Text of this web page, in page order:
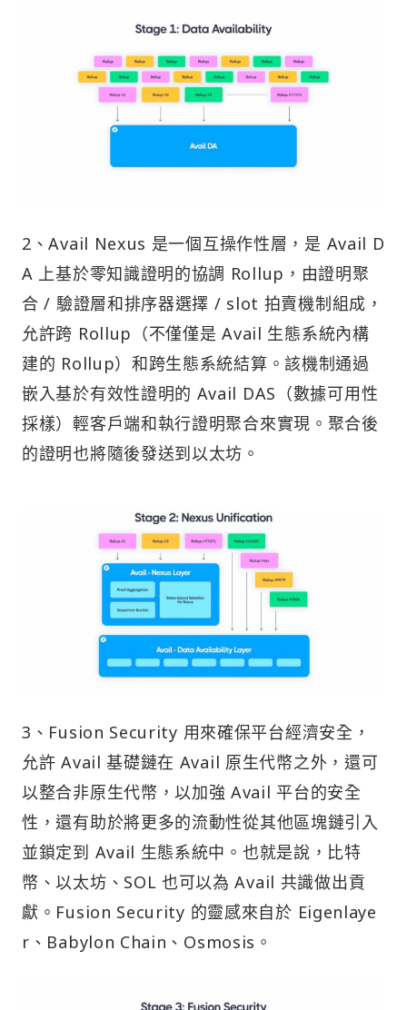
2、Avail Nexus 是一個互操作性層，是 Avail D
A 上基於零知識證明的協調 Rollup，由證明聚
合 / 驗證層和排序器選擇 / slot 拍賣機制組成，
允許跨 Rollup（不僅僅是 Avail 生態系統內構
建的 Rollup）和跨生態系統結算。該機制通過
嵌入基於有效性證明的 Avail DAS（數據可用性
採樣）輕客戶端和執行證明聚合來實現。聚合後
的證明也將隨後發送到以太坊。
3、Fusion Security 用來確保平台經濟安全，
允許 Avail 基礎鏈在 Avail 原生代幣之外，還可
以整合非原生代幣，以加強 Avail 平台的安全
性，還有助於將更多的流動性從其他區塊鏈引入
並鎖定到 Avail 生態系統中。也就是說，比特
幣、以太坊、SOL 也可以為 Avail 共識做出貢
獻。Fusion Security 的靈感來自於 Eigenlaye
r、Babylon Chain、Osmosis。